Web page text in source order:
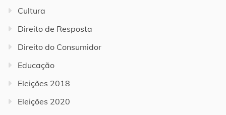
Cultura
Direito de Resposta
Direito do Consumidor
Educação
Eleições 2018
Eleições 2020